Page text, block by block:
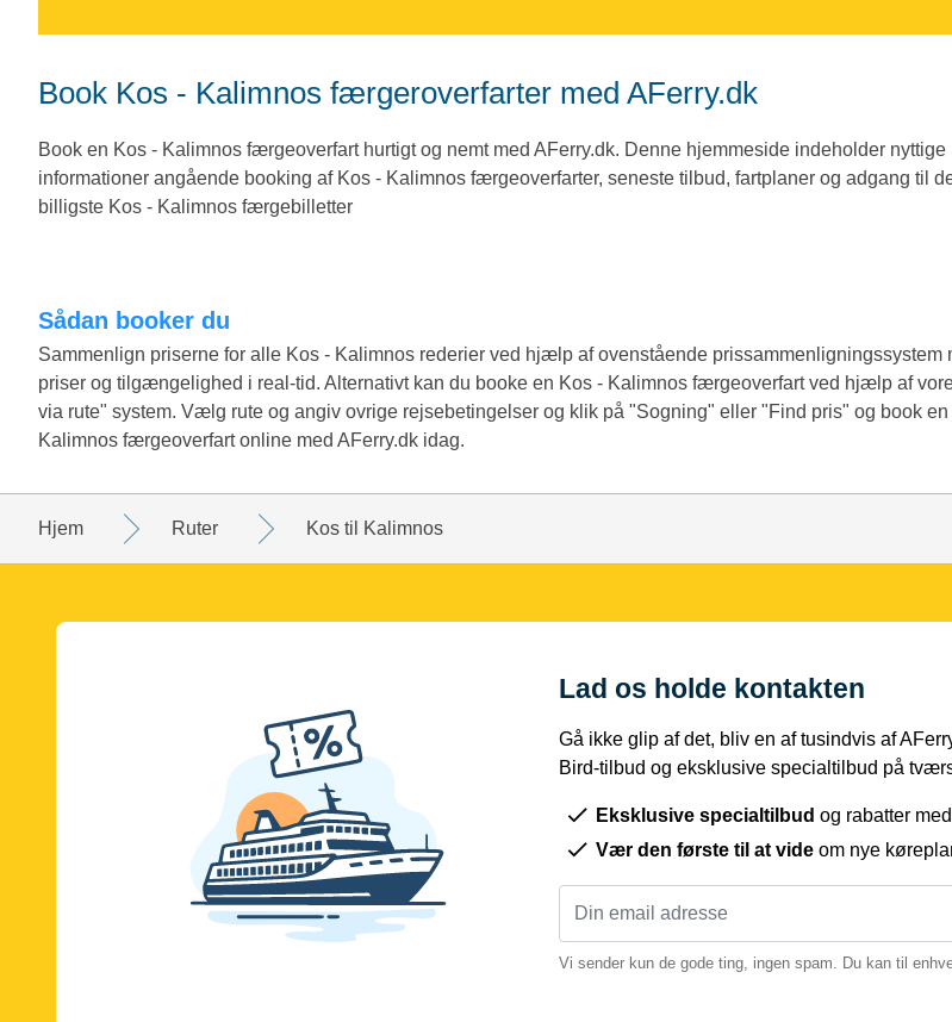
Book Kos - Kalimnos færgeroverfarter med AFerry.dk
Book en Kos - Kalimnos færgeoverfart hurtigt og nemt med AFerry.dk. Denne hjemmeside indeholder nyttige
informationer angående booking af Kos - Kalimnos færgeoverfarter, seneste tilbud, fartplaner og adgang til
billigste Kos - Kalimnos færgebilletter
Sådan booker du
Sammenlign priserne for alle Kos - Kalimnos rederier ved hjælp af ovenstående prissammenligningssystem
priser og tilgængelighed i real-tid. Alternativt kan du booke en Kos - Kalimnos færgeoverfart ved hjælp af
via rute" system. Vælg rute og angiv ovrige rejsebetingelser og klik på "Sogning" eller "Find pris" og book en
Kalimnos færgeoverfart online med AFerry.dk idag.
Hjem Ruter Kos til Kalimnos
Lad os holde kontakten
Gå ikke glip af det, bliv en af tusindvis af
Bird-tilbud og eksklusive specialtilbud på
Eksklusive specialtilbud og rabatter
Vær den første til at vide om nye
Vi sender kun de gode ting, ingen spam. Du kan til